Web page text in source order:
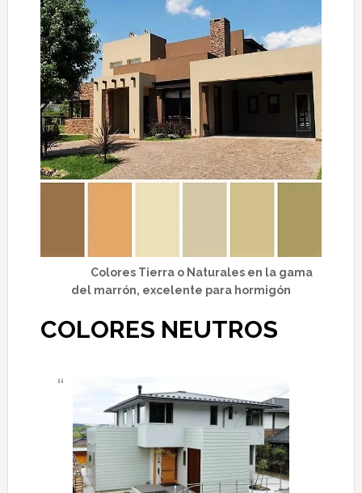
Colores Tierra o Naturales en la gama
del marrón, excelente para hormigón
COLORES NEUTROS